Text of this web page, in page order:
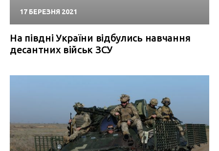
17 БЕРЕЗНЯ 2021
На півдні України відбулись навчання
десантних військ ЗСУ